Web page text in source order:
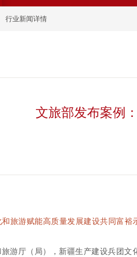
行业新闻详情
文旅部发布案例
旅游赋能高质量发展建设共同富裕
游厅（局），新疆生产建设兵团文